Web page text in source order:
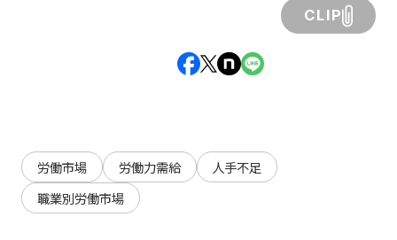
CLIP
労働市場 労働力需給
人手不足
職業別労働市場